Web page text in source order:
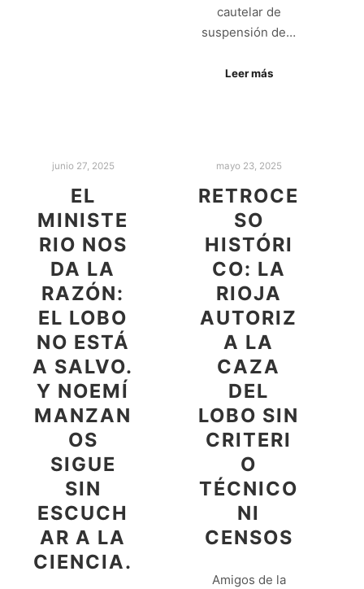
cautelar de
suspensión de…
Leer más
junio 27, 2025
EL
MINISTE
RIO NOS
DA LA
RAZÓN:
EL LOBO
NO ESTÁ
A SALVO.
Y NOEMÍ
MANZAN
OS
SIGUE
SIN
ESCUCH
AR A LA
CIENCIA.
mayo 23, 2025
RETROCE
SO
HISTÓRI
CO: LA
RIOJA
AUTORIZ
A LA
CAZA
DEL
LOBO SIN
CRITERI
O
TÉCNICO
NI
CENSOS
Amigos de la